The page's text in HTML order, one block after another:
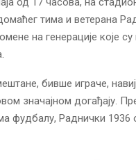
тима и ветерана
на генерације које
бивше играче,
значајном догађају.
фудбалу, Раднички 1936